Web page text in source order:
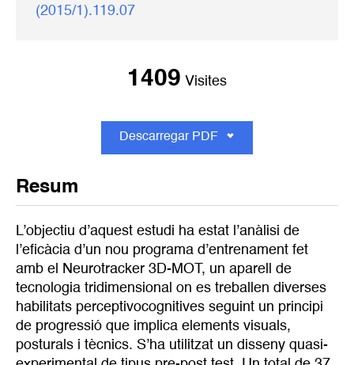
(2015/1).119.07
1409 Visites
Descarregar PDF
Resum
L’objectiu d’aquest estudi ha estat l’anàlisi de
l’eficàcia d’un nou programa d’entrenament fet
amb el Neurotracker 3D-MOT, un aparell de
tecnologia tridimensional on es treballen diverses
habilitats perceptivocognitives seguint un principi
de progressió que implica elements visuals,
posturals i tècnics. S’ha utilitzat un disseny quasi-